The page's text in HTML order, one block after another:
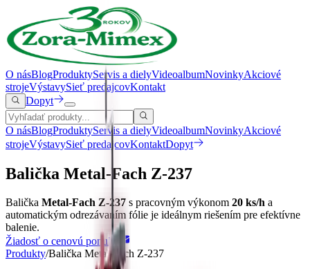
O násBlogProduktyServis a dielyVideoalbumNovinkyAkciové
strojeVýstavySieť predajcovKontakt
Dopyt
O násBlogProduktyServis a dielyVideoalbumNovinkyAkciové
strojeVýstavySieť predajcovKontaktDopyt
Balička Metal-Fach Z-237
Balička Metal-Fach Z-237 s pracovným výkonom 20 ks/h a
automatickým odrezávaním fólie je ideálnym riešením pre efektívne
balenie.
Žiadosť o cenovú ponuku
Produkty/Balička Metal-Fach Z-237